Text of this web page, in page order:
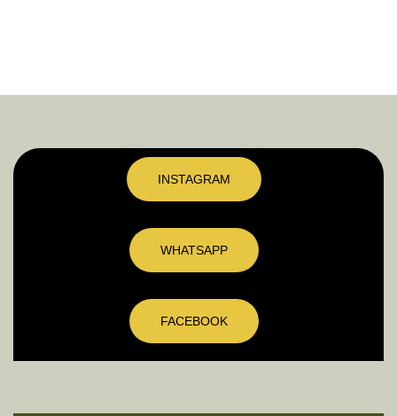
INSTAGRAM
WHATSAPP
FACEBOOK